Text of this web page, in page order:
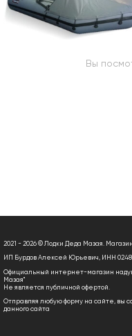
Вы
2021 - 2026 © Лодки Деда Мазая.
ИП Бурдов Алексей Юрьевич, ИНН
Официальный интернет-магазин
Мазая"
Не является публичной офертой.
Отправляя любую форму на сайте, вы
данного сайта